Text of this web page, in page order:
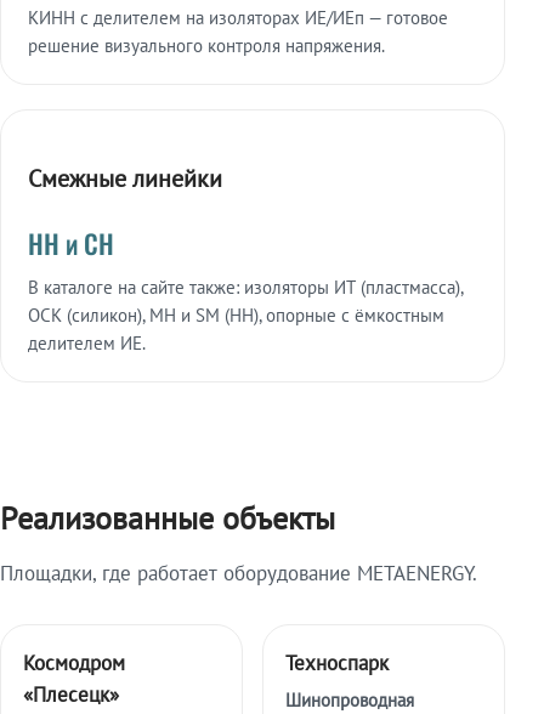
КИНН с делителем на изоляторах ИЕ/ИЕп — готовое
решение визуального контроля напряжения.
Смежные линейки
НН и СН
В каталоге на сайте также: изоляторы ИТ (пластмасса),
ОСК (силикон), МН и SM (НН), опорные с ёмкостным
делителем ИЕ.
Реализованные объекты
Площадки, где работает оборудование METAENERGY.
Космодром
«Плесецк»
Техноспарк
Шинопроводная